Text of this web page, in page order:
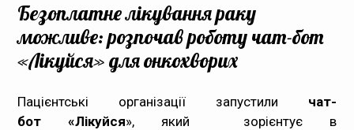
Громадське здоров’я
Громадянам
Безоплатне лікування раку
можливе: розпочав роботу чат-бот
«Лікуйся» для онкохворих
Пацієнтські організації запустили чат-
бот«Лікуйся», який зорієнтує в